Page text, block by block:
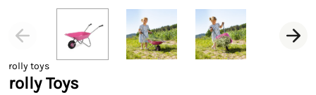
rolly toys
rolly Toys